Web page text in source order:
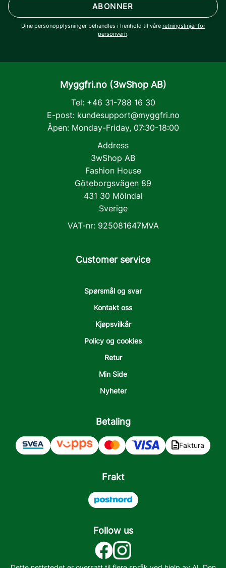
ABONNER
Dine personopplysninger behandles i henhold til våre retningslinjer for
personvern.
Myggfri.no (3wShop AB)
Tel: +46 31-788 16 30
E-post: kundesupport@myggfri.no
Åpen: Monday-Friday, 07:30-18:00
Address
3wShop AB
Fashion House
Göteborgsvägen 89
431 30 Mölndal
Sverige
VAT-nr: 925081647MVA
Customer service
Spørsmål og svar
Kontakt oss
Kjøpsvilkår
Policy og cookies
Retur
Min Side
Nyheter
Betaling
Faktura
Frakt
Follow us